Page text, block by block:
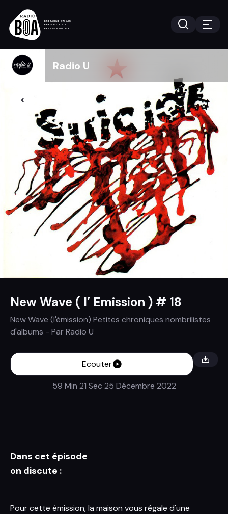
Radio U
New Wave ( l’ Emission ) # 18
New Wave (l'émission) Petites chroniques nombrilistes
d'albums - ParRadio U
Ecouter
59 Min 21 Sec 25 Décembre 2022
Dans cet épisode
on discute :
Pour cette émission, la maison vous régale d'une